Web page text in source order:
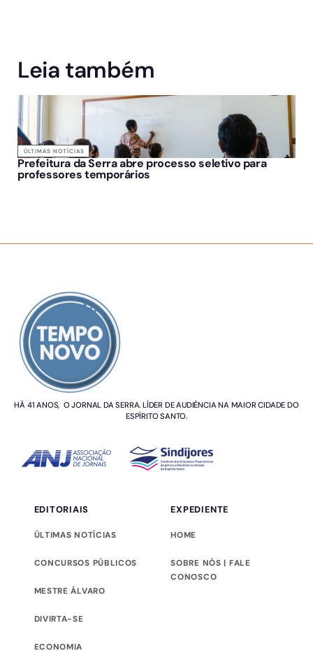
Leia também
ÚLTIMAS NOTÍCIAS
Prefeitura da Serra abre processo seletivo para
professores temporários
HÁ 41 ANOS, O JORNAL DA SERRA. LÍDER DE AUDIÊNCIA NA MAIOR CIDADE DO
ESPÍRITO SANTO.
EDITORIAIS
ÚLTIMAS NOTÍCIAS
CONCURSOS PÚBLICOS
MESTRE ÁLVARO
DIVIRTA-SE
ECONOMIA
EXPEDIENTE
HOME
SOBRE NÓS | FALE
CONOSCO